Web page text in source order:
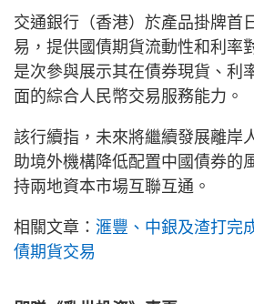
交通銀行（香港）於產品掛牌首
易，提供國債期貨流動性和利率
是次參與展示其在債券現貨、利
面的綜合人民幣交易服務能力。
該行續指，未來將繼續發展離岸
助境外機構降低配置中國債券的
持兩地資本市場互聯互通。
相關文章： 滙豐、中銀及渣打完
債期貨交易